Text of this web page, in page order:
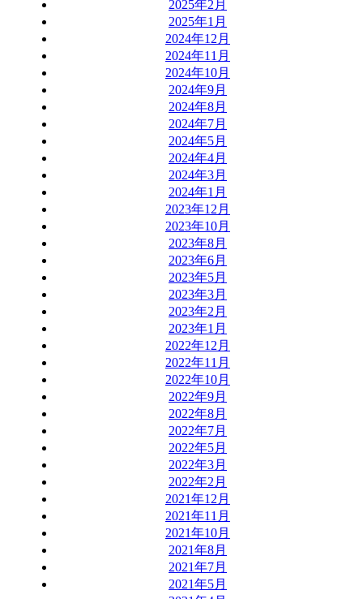
2025年2月
2025年1月
2024年12月
2024年11月
2024年10月
2024年9月
2024年8月
2024年7月
2024年5月
2024年4月
2024年3月
2024年1月
2023年12月
2023年10月
2023年8月
2023年6月
2023年5月
2023年3月
2023年2月
2023年1月
2022年12月
2022年11月
2022年10月
2022年9月
2022年8月
2022年7月
2022年5月
2022年3月
2022年2月
2021年12月
2021年11月
2021年10月
2021年8月
2021年7月
2021年5月